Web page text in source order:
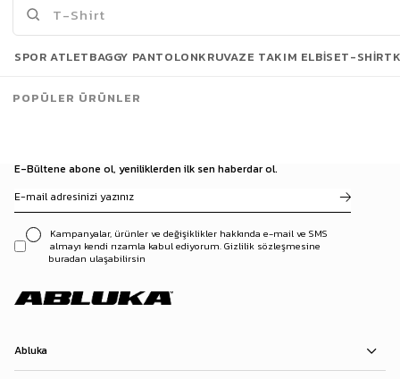
Son Bakılanlar
E-Bültene abone ol, yeniliklerden ilk sen haberdar ol.
Kampanyalar, ürünler ve değişiklikler hakkında e-mail ve SMS
almayı kendi rızamla kabul ediyorum. Gizlilik sözleşmesine
buradan ulaşabilirsin
Abluka
SPOR ATLETBAGGY PANTOLONKRUVAZE TAKIM ELBISET-SHIRT
POPÜLER ÜRÜNLER